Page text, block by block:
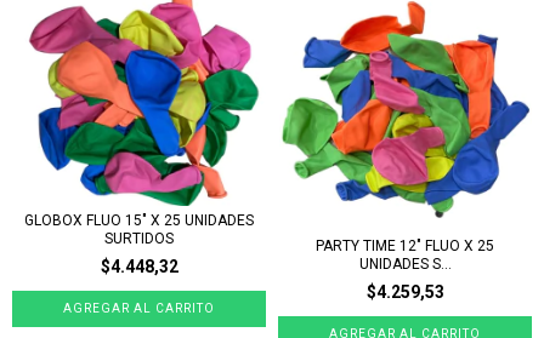
GLOBOX FLUO 15" X 25 UNIDADES
SURTIDOS
$4.448,32
PARTY TIME 12" FLUO X 25
UNIDADES S...
$4.259,53